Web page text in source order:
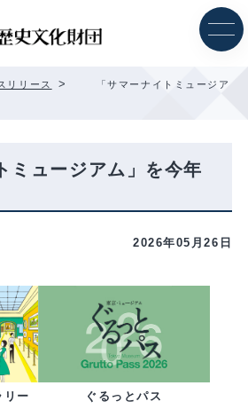
リリース >
「サマーナイトミュージア
ミュージアム」を今年
2026年05月26日
リー
ぐるっとパス